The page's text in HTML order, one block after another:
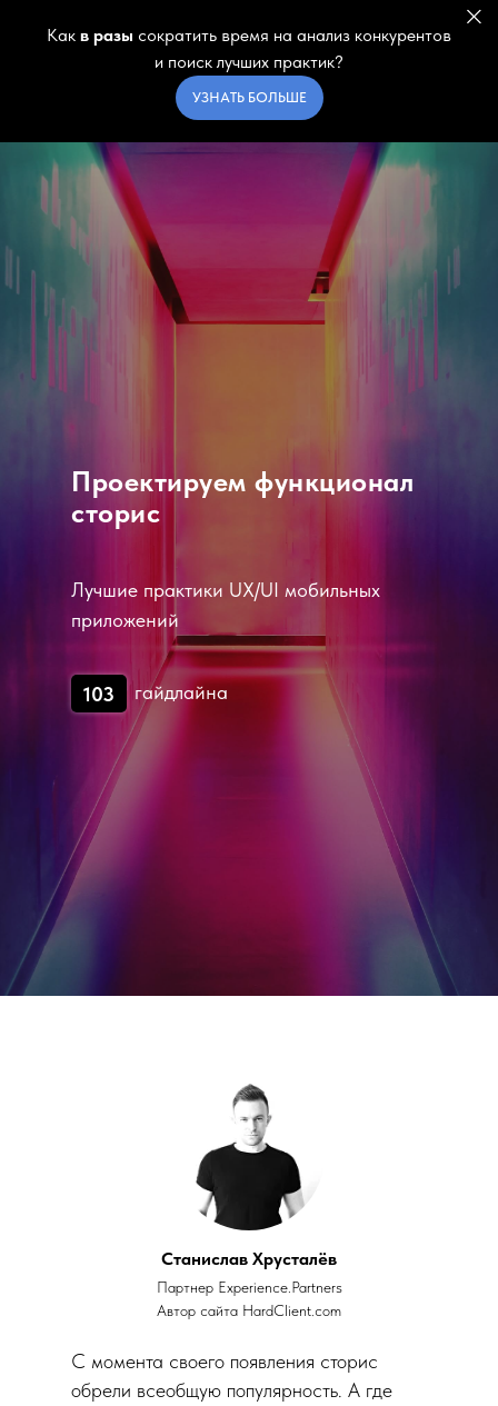
Как в разы сократить время на анализ конкурентов
и поиск лучших практик?
УЗНАТЬ БОЛЬШЕ
Проектируем функционал
сторис
Лучшие практики UX/UI мобильных
приложений
103 гайдлайна
С момента своего появления сторис
обрели всеобщую популярность. А где
Станислав Хрусталёв
Партнер Experience.Partners
Автор сайта HardClient.com